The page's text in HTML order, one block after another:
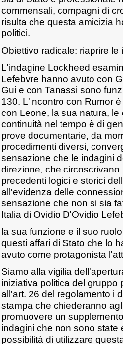
commensali, compagni di
risulta che questa amicizia
politici.
Obiettivo radicale: riaprire le
L'indagine Lockheed
Lefebvre hanno avuto con
Gui e con Tanassi sono
130. L'incontro con Rumor
con Leone, la sua natura,
continuità nel tempo è di
prove documentarie, da
procedimenti diversi,
sensazione che le indagini
direzione, che
precedenti logici e storici
all'evidenza delle
sensazione che non si sia
Italia di Ovidio D'Ovidio
la sua funzione e il suo
questi affari di Stato che lo
avuto come protagonista
Siamo alla vigilia
iniziativa politica del gruppo
all'art. 26 del regolamento i
stampa che chiederanno
promuovere un
indagini che non sono state
possibilità di utilizzare